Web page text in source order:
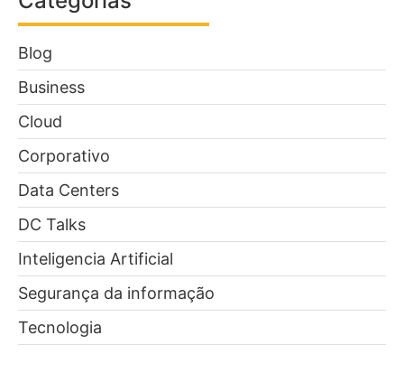
Blog
Business
Cloud
Corporativo
Data Centers
DC Talks
Inteligencia Artificial
Segurança da informação
Tecnologia